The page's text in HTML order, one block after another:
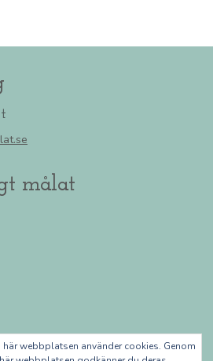
målat
här webbplatsen använder cookies. Genom